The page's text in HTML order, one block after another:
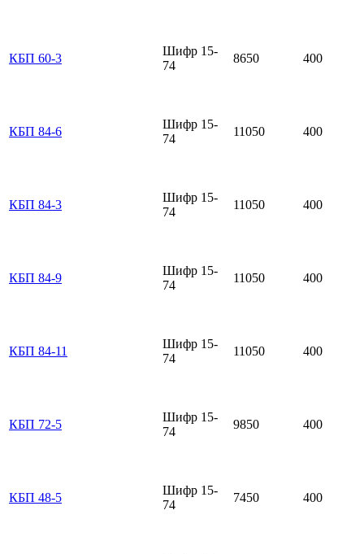
КБП 60-3
Шифр 15-
74
8650 400
КБП 84-6
Шифр 15-
74
11050 400
КБП 84-3
Шифр 15-
74
11050 400
КБП 84-9
Шифр 15-
74
11050 400
КБП 84-11
Шифр 15-
74
11050 400
КБП 72-5
Шифр 15-
74
9850 400
КБП 48-5
Шифр 15-
74
7450 400